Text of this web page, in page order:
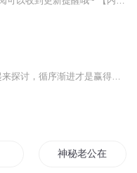
神秘老公在枕边